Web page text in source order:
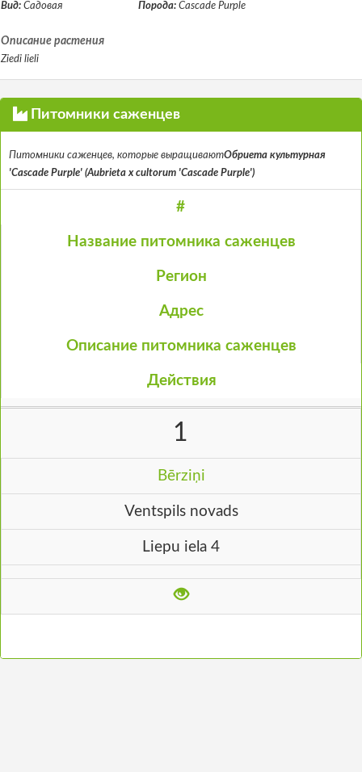
Вид: Садовая Порода: Cascade Purple
Описание растения
Ziedi lieli
Питомники саженцев
Питомники саженцев, которые выращиваютОбриета культурная
'Cascade Purple' (Aubrieta x cultorum 'Cascade Purple')
#
Название питомника саженцев
Регион
Адрес
Описание питомника саженцев
Действия
1
Bērziņi
Ventspils novads
Liepu iela 4